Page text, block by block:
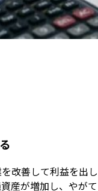
改善して利益を出
産が増加し、やが